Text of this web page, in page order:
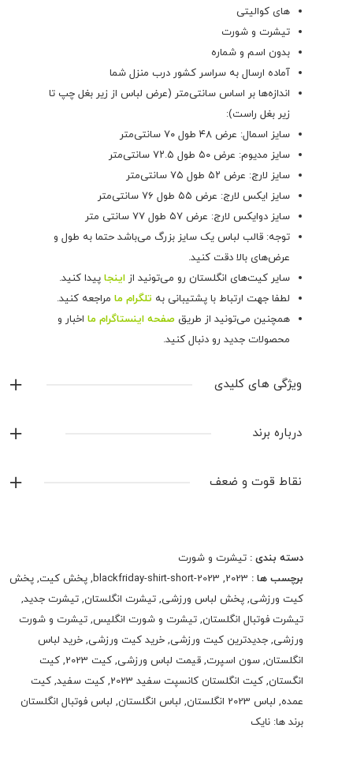
های کوالیتی
تیشرت و شورت
بدون اسم و شماره
آماده ارسال به سراسر کشور درب منزل شما
اندازه‌ها بر اساس سانتی‌متر (عرض لباس از زیر بغل چپ تا
زیر بغل راست):
سایز اسمال: عرض ۴۸ طول ۷۰ سانتی‌متر
سایز مدیوم: عرض ۵۰ طول ۷۲.۵ سانتی‌متر
سایز لارج: عرض ۵۲ طول ۷۵ سانتی‌متر
سایز ایکس لارج: عرض ۵۵ طول ۷۶ سانتی‌متر
سایز دوایکس لارج: عرض ۵۷ طول ۷۷ سانتی متر
توجه: قالب لباس یک سایز بزرگ می‌باشد حتما به طول و
عرض‌های بالا دقت کنید.
سایر کیت‌های انگلستان رو می‌تونید از اینجا پیدا کنید.
لطفا جهت ارتباط با پشتیبانی به تلگرام ما مراجعه کنید.
همچنین می‌تونید از طریق صفحه اینستاگرام ما اخبار و
محصولات جدید رو دنبال کنید.
ویژگی های کلیدی
لوگو گلدوزی شده
قالب لباس : بزرگ
درباره برند
نقاط قوت و ضعف
دسته بندی : تیشرت و شورت
برچسب ها : 2023
,
blackfriday-shirt-short-2023
, پخش کیت, پخش
کیت ورزشی, پخش لباس ورزشی, تیشرت انگلستان, تیشرت جدید,
تیشرت فوتبال انگلستان, تیشرت و شورت انگلیس, تیشرت و شورت
ورزشی, جدیدترین کیت ورزشی, خرید کیت ورزشی, خرید لباس
انگلستان, سون اسپرت, قیمت لباس ورزشی, کیت 2023 , کیت
انگستان, کیت انگلستان کانسپت سفید 2023 , کیت سفید, کیت
عمده, لباس 2023 انگلستان , لباس انگلستان, لباس فوتبال انگلستان
برند ها: نایک